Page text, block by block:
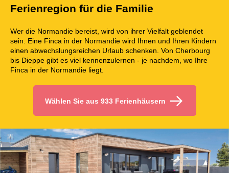
Ferienregion für die Familie
Wer die Normandie bereist, wird von ihrer Vielfalt geblendet
sein. Eine Finca in der Normandie wird Ihnen und Ihren Kindern
einen abwechslungsreichen Urlaub schenken. Von Cherbourg
bis Dieppe gibt es viel kennenzulernen - je nachdem, wo Ihre
Finca in der Normandie liegt.
Wählen Sie aus 933 Ferienhäusern